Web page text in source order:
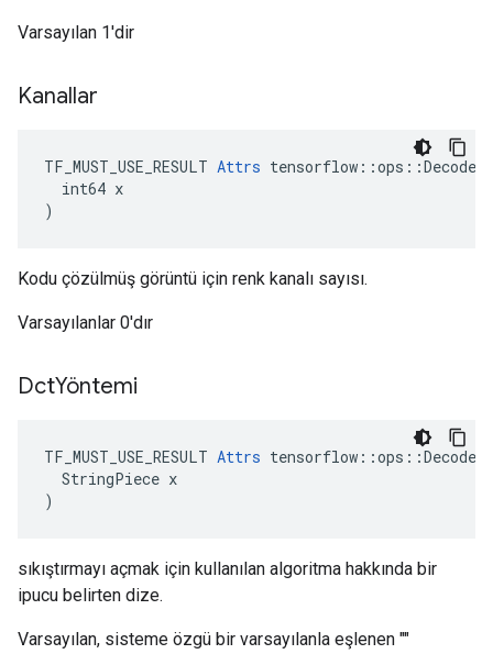
Varsayılan 1'dir
Kanallar
TF_MUST_USE_RESULT Attrs
  int64 x
)
Kodu çözülmüş görüntü için renk kanalı sayısı.
Varsayılanlar 0'dır
DctYöntemi
TF_MUST_USE_RESULT Attrs
  StringPiece x
)
sıkıştırmayı açmak için kullanılan algoritma hakkında bir
ipucu belirten dize.
Varsayılan, sisteme özgü bir varsayılanla eşlenen ""